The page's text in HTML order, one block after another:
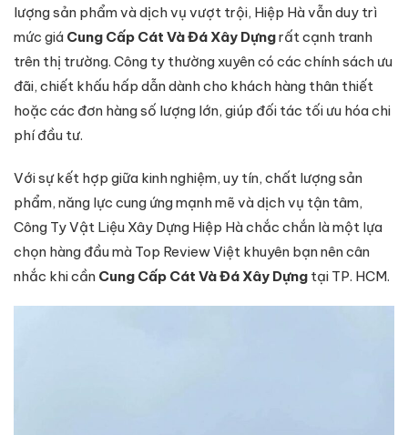
lượng sản phẩm và dịch vụ vượt trội, Hiệp Hà vẫn duy trì
mức giá Cung Cấp Cát Và Đá Xây Dựngrất cạnh tranh
trên thị trường. Công ty thường xuyên có các chính sách ưu
đãi, chiết khấu hấp dẫn dành cho khách hàng thân thiết
hoặc các đơn hàng số lượng lớn, giúp đối tác tối ưu hóa chi
phí đầu tư.
Với sự kết hợp giữa kinh nghiệm, uy tín, chất lượng sản
phẩm, năng lực cung ứng mạnh mẽ và dịch vụ tận tâm,
Công Ty Vật Liệu Xây Dựng Hiệp Hà chắc chắn là một lựa
chọn hàng đầu mà Top Review Việt khuyên bạn nên cân
nhắc khi cần Cung Cấp Cát Và Đá Xây Dựng tại TP. HCM.